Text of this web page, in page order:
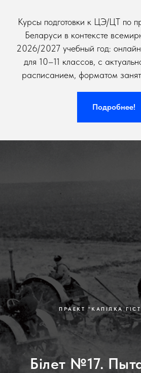
Курсы подготовки к ЦЭ/ЦТ по
Беларуси в контексте
2026/2027 учебный год: онлайн
для 10–11 классов, с
расписанием, форматом
Подробнее!
ПРАЕКТ "КАПІЛКА
Білет №17.